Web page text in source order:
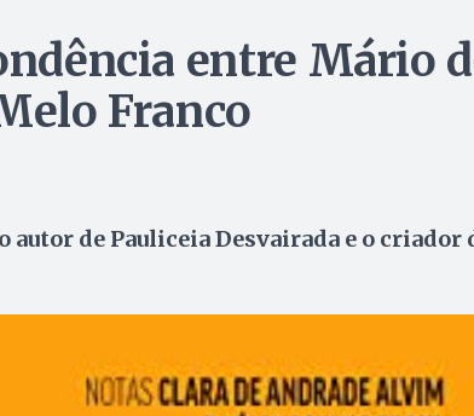
entre Mário
Franco
de Pauliceia Desvairada e o criador